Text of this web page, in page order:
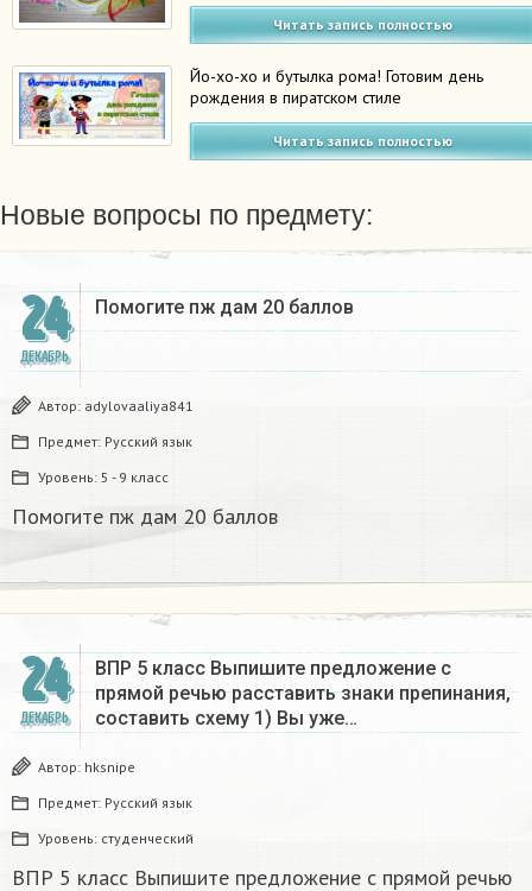
Читать запись полностью
Йо-хо-хо и бутылка рома! Готовим день
рождения в пиратском стиле
Читать запись полностью
Новые вопросы по предмету:
24
ДЕКАБРЬ
Помогите пж дам 20 баллов ​
Автор: adylovaaliya841
Предмет: Русский язык
Уровень: 5 - 9 класс
Помогите пж дам 20 баллов ​
24
ДЕКАБРЬ
ВПР 5 класс Выпишите предложение с
прямой речью расставить знаки препинания,
составить схему 1) Вы уже…
Автор: hksnipe
Предмет: Русский язык
Уровень: студенческий
ВПР 5 класс Выпишите предложение с прямой речью